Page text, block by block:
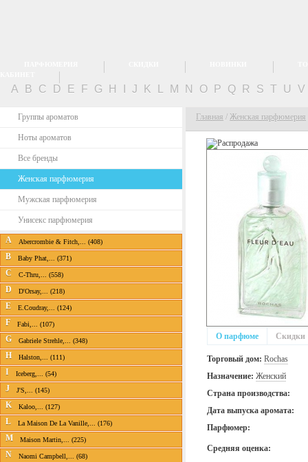
A B C D E F G H J K M N O P Q R S T U V
Группы ароматов
Ноты ароматов
Все бренды
Женская парфюмерия
Мужская парфюмерия
Унисекс парфюмерия
A Abercrombie & Fitch,... (408)
B Baby Phat,... (371)
C C-Thru,... (558)
D D'Orsay,... (218)
E E.Coudray,... (124)
F Fabi,... (107)
G Gabriele Strehle,... (348)
H Halston,... (111)
I Iceberg,... (54)
J J'S,... (145)
K Kaloo,... (127)
L La Maison De La Vanille,... (176)
M Maison Martin,... (225)
N Naomi Campbell,... (68)
Главная / Женская парфюмерия
О парфюме
Торговый дом: Rochas
Назначение: Женский
Страна производства:
Дата выпуска аромата:
Парфюмер:
Средняя оценка:
Скидки